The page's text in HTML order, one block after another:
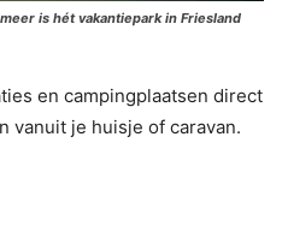
is hét vakantiepark in Friesland
en campingplaatsen direct
vanuit je huisje of caravan.